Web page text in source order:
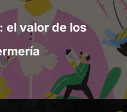
el valor de los